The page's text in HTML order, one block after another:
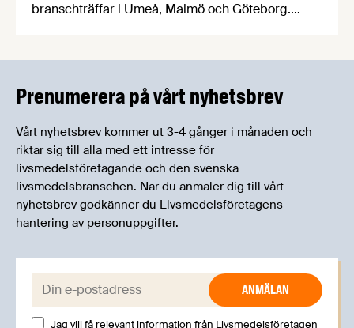
branschträffar i Umeå, Malmö och Göteborg.
Prenumerera på vårt nyhetsbrev
Vårt nyhetsbrev kommer ut 3-4 gånger i månaden och
riktar sig till alla med ett intresse för
livsmedelsföretagande och den svenska
livsmedelsbranschen. När du anmäler dig till vårt
nyhetsbrev godkänner du Livsmedelsföretagens
hantering av personuppgifter.
E-post:
Jag vill få relevant information från Livsmedelsföretagen